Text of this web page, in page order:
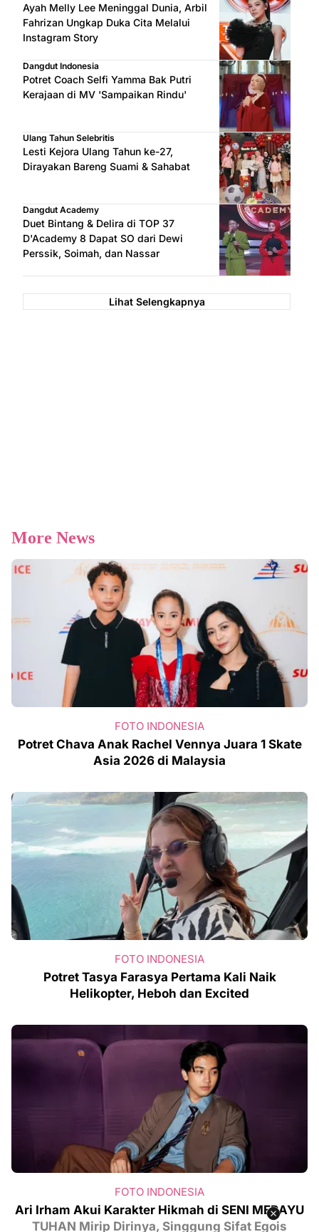
Ayah Melly Lee Meninggal Dunia, Arbil
Fahrizan Ungkap Duka Cita Melalui
Instagram Story
Dangdut Indonesia
Potret Coach Selfi Yamma Bak Putri
Kerajaan di MV 'Sampaikan Rindu'
Ulang Tahun Selebritis
Lesti Kejora Ulang Tahun ke-27,
Dirayakan Bareng Suami & Sahabat
Dangdut Academy
Duet Bintang & Delira di TOP 37
D'Academy 8 Dapat SO dari Dewi
Perssik, Soimah, dan Nassar
Lihat Selengkapnya
More News
FOTO INDONESIA
Potret Chava Anak Rachel Vennya Juara 1 Skate
Asia 2026 di Malaysia
FOTO INDONESIA
Potret Tasya Farasya Pertama Kali Naik
Helikopter, Heboh dan Excited
FOTO INDONESIA
Ari Irham Akui Karakter Hikmah di SENI MERAYU
TUHAN Mirip Dirinya, Singgung Sifat Egois